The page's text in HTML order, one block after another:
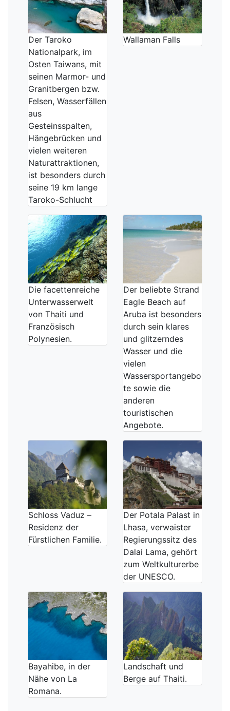
Der Taroko
Nationalpark, im
Osten Taiwans, mit
seinen Marmor- und
Granitbergen bzw.
Felsen, Wasserfällen
aus
Gesteinsspalten,
Hängebrücken und
vielen weiteren
Naturattraktionen,
ist besonders durch
seine 19 km lange
Taroko-Schlucht
Wallaman Falls
Die facettenreiche
Unterwasserwelt
von Thaiti und
Französisch
Polynesien.
Der beliebte Strand
Eagle Beach auf
Aruba ist besonders
durch sein klares
und glitzerndes
Wasser und die
vielen
Wassersportangebo
te sowie die
anderen
touristischen
Angebote.
Schloss Vaduz –
Residenz der
Fürstlichen Familie.
Der Potala Palast in
Lhasa, verwaister
Regierungssitz des
Dalai Lama, gehört
zum Weltkulturerbe
der UNESCO.
Bayahibe, in der
Nähe von La
Romana.
Landschaft und
Berge auf Thaiti.